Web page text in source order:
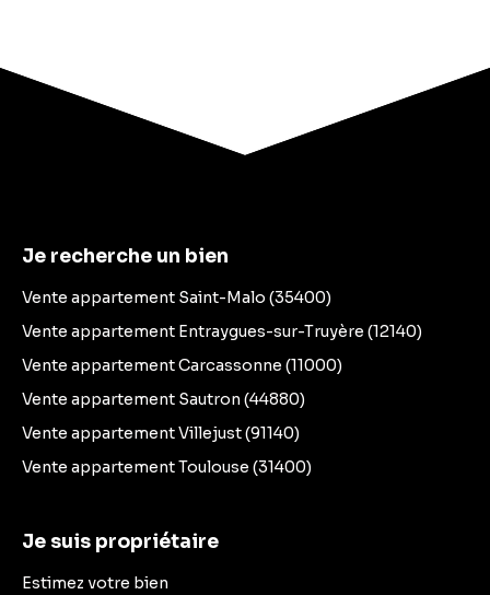
Je recherche un bien
Vente appartement Saint-Malo (35400)
Vente appartement Entraygues-sur-Truyère (12140)
Vente appartement Carcassonne (11000)
Vente appartement Sautron (44880)
Vente appartement Villejust (91140)
Vente appartement Toulouse (31400)
Je suis propriétaire
Estimez votre bien